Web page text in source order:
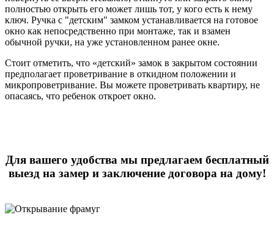
полностью открыть его может лишь тот, у кого есть к нему
ключ. Ручка с "детским" замком устанавливается на готовое
окно как непосредственно при монтаже, так и взамен
обычной ручки, на уже установленном ранее окне.
Стоит отметить, что «детский» замок в закрытом состоянии
предполагает проветривание в откидном положении и
микропроветривание. Вы можете проветривать квартиру, не
опасаясь, что ребенок откроет окно.
Для вашего удобства мы предлагаем бесплатный
выезд на замер и заключение договора на дому!